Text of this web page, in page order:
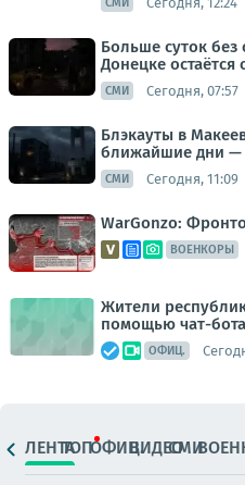
Больше суток без
Донецке остаётся
СМИ Сегодня, 07:57
Блэкауты в
ближайшие дни —
СМИ Сегодня, 11:09
WarGonzo:
ВОЕНКОРЫ
Жители
помощью чат-бота
ОФИЦ.
ЛЕНТАТОПОФИЦ.ВИДЕОСМИ